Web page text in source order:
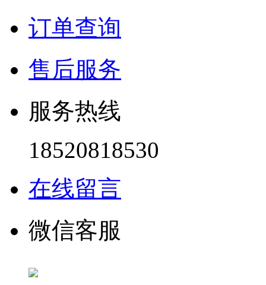
订单查询
售后服务
服务热线
18520818530
在线留言
微信客服